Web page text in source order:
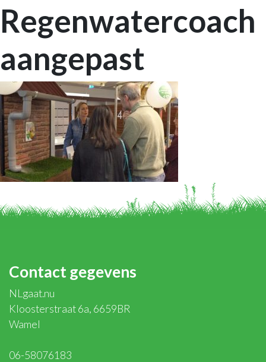
Regenwatercoach
aangepast
Contact gegevens
NLgaat.nu
Kloosterstraat 6a, 6659BR
Wamel
06-58076183